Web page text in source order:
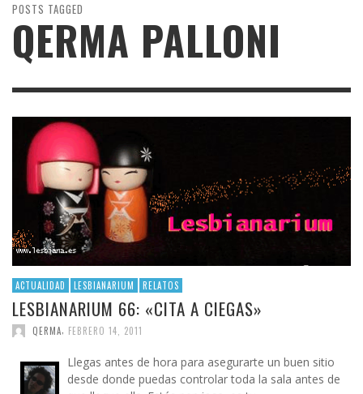
POSTS TAGGED
QERMA PALLONI
ACTUALIDAD LESBIANARIUM RELATOS
LESBIANARIUM 66: «CITA A CIEGAS»
QERMA FEBRERO 14, 2011
Llegas antes de hora para asegurarte un buen sitio
desde donde puedas controlar toda la sala antes de